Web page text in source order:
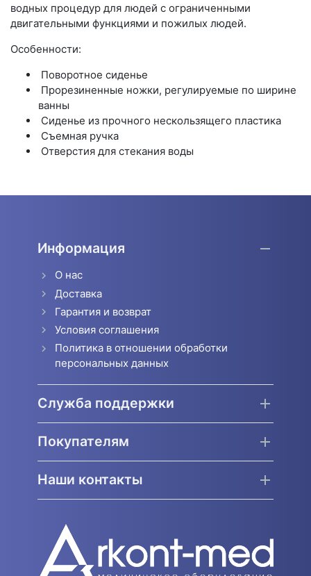
водных процедур для людей с ограниченными
двигательными функциями и пожилых людей.
Особенности:
Поворотное сиденье
Прорезиненные ножки, регулируемые по ширине
ванны
Сиденье из прочного нескользящего пластика
Съемная ручка
Отверстия для стекания воды
Информация
О нас
Доставка
Гарантия и возврат
Условия соглашения
Политика в отношении обработки
персональных данных
Служба поддержки
Покупателям
Наши контакты